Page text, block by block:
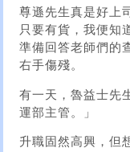
尊遜先生真是好上
只要有貨，我便知
準備回答老師們的
右手傷殘。
有一天，魯益士先
運部主管。」
升職固然高興，但